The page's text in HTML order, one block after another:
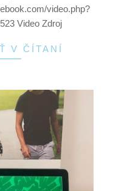
video.php?
Video Zdroj
V ČÍTANÍ